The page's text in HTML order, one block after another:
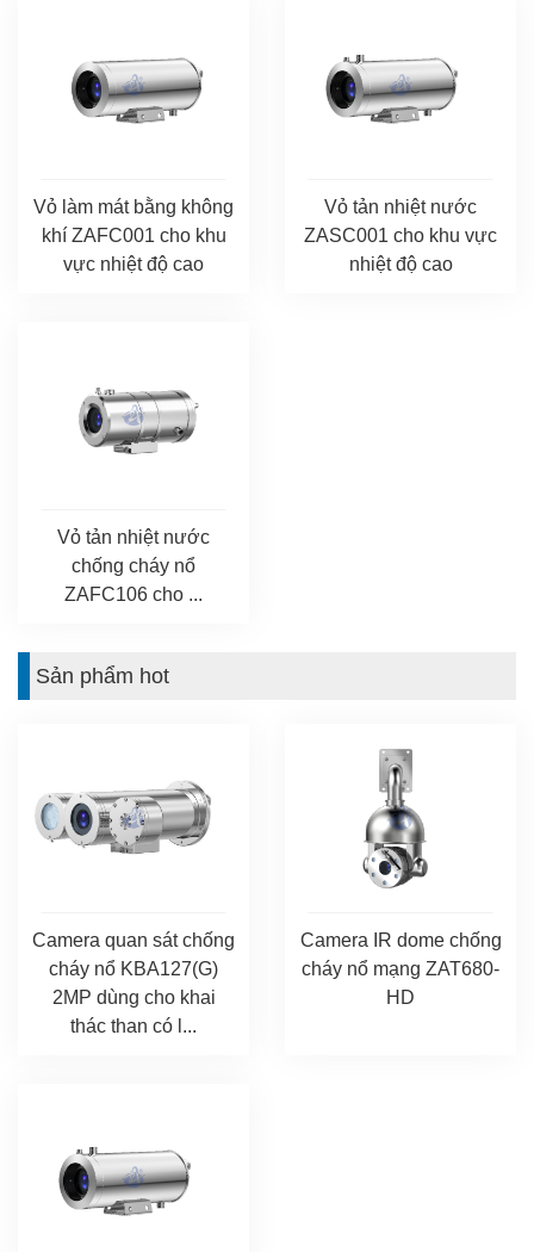
Vỏ làm mát bằng không
khí ZAFC001 cho khu
vực nhiệt độ cao
Vỏ tản nhiệt nước
ZASC001 cho khu vực
nhiệt độ cao
Vỏ tản nhiệt nước
chống cháy nổ
ZAFC106 cho ...
Sản phẩm hot
Camera quan sát chống
cháy nổ KBA127(G)
2MP dùng cho khai
thác than có l...
Camera IR dome chống
cháy nổ mạng ZAT680-
HD